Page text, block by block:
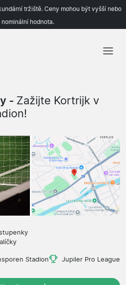
tržiště. Ceny mohou být vyšší nebo
hodnota.
Týmy
Ligy
- Zažijte Kortrijk v
Stadion Jupiler Pro League